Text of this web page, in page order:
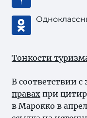
Тонкости
В соответствии с
правах при
в Марокко в